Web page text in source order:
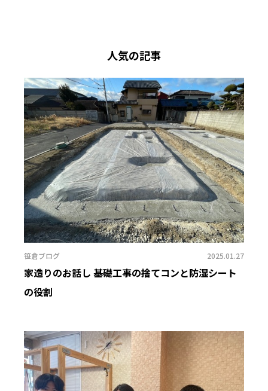
人気の記事
笹倉ブログ 2025.01.27
家造りのお話し 基礎工事の捨てコンと防湿シート
の役割